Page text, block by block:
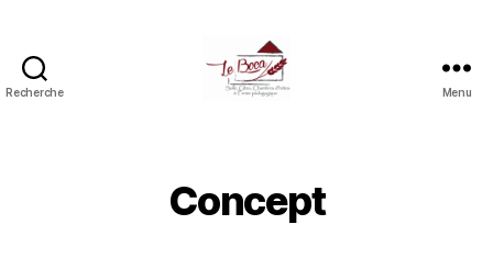
Recherche
chambres
Menu
Concept